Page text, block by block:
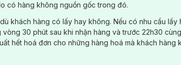
có hàng không nguồn gốc trong đó.
khách hàng có lấy hay không. Nếu có nhu cầu lấy
30 phút sau khi nhận hàng và trước 22h30
hết hoá đơn cho những hàng hoá mà khách hàng